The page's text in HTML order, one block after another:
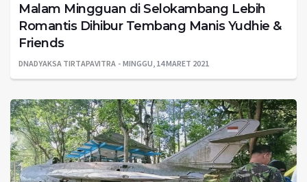
Malam Mingguan di Selokambang Lebih
Romantis Dihibur Tembang Manis Yudhie &
Friends
DNADYAKSA TIRTAPAVITRA MINGGU, 14 MARET 2021